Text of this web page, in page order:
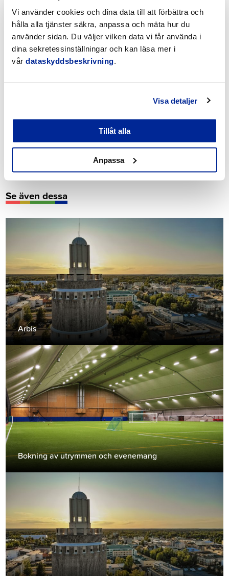
Vi använder cookies och dina data till att förbättra och
hålla alla tjänster säkra, anpassa och mäta hur du
använder sidan. Du väljer vilken data vi får använda i
dina sekretessinställningar och kan läsa mer i
vår dataskyddsbeskrivning.
Visa detaljer
Tillåt alla
Anpassa
Se även dessa
Arbis
Bokning av utrymmen och evenemang